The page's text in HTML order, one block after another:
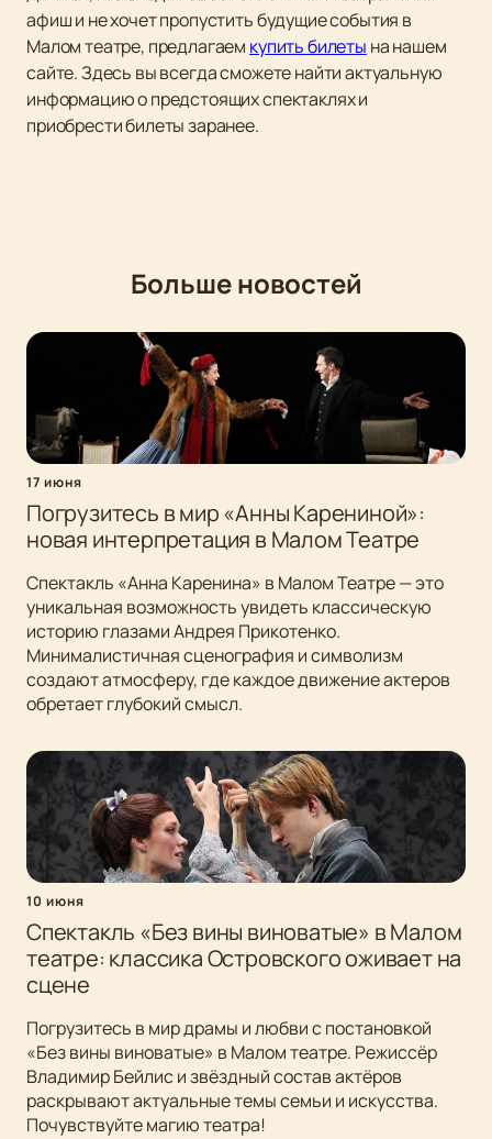
афиш и не хочет пропустить будущие события в
Малом театре, предлагаем купить билеты на нашем
сайте. Здесь вы всегда сможете найти актуальную
информацию о предстоящих спектаклях и
приобрести билеты заранее.
Больше новостей
17 июня
Погрузитесь в мир «Анны Карениной»:
новая интерпретация в Малом Театре
Спектакль «Анна Каренина» в Малом Театре — это
уникальная возможность увидеть классическую
историю глазами Андрея Прикотенко.
Минималистичная сценография и символизм
создают атмосферу, где каждое движение актеров
обретает глубокий смысл.
10 июня
Спектакль «Без вины виноватые» в Малом
театре: классика Островского оживает на
сцене
Погрузитесь в мир драмы и любви с постановкой
«Без вины виноватые» в Малом театре. Режиссёр
Владимир Бейлис и звёздный состав актёров
раскрывают актуальные темы семьи и искусства.
Почувствуйте магию театра!